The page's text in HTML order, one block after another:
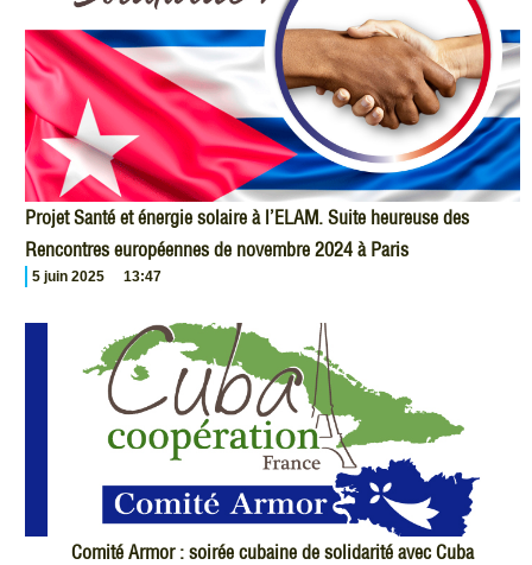
Projet Santé et énergie solaire à l’ELAM. Suite heureuse des
Rencontres européennes de novembre 2024 à Paris
5 juin 2025 13:47
Comité Armor : soirée cubaine de solidarité avec Cuba